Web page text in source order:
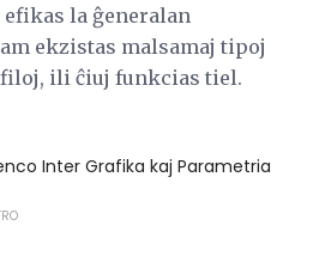
la ĝeneralan
ekzistas malsamaj tipoj
ili ĉiuj funkcias tiel.
Inter Grafika kaj Parametria